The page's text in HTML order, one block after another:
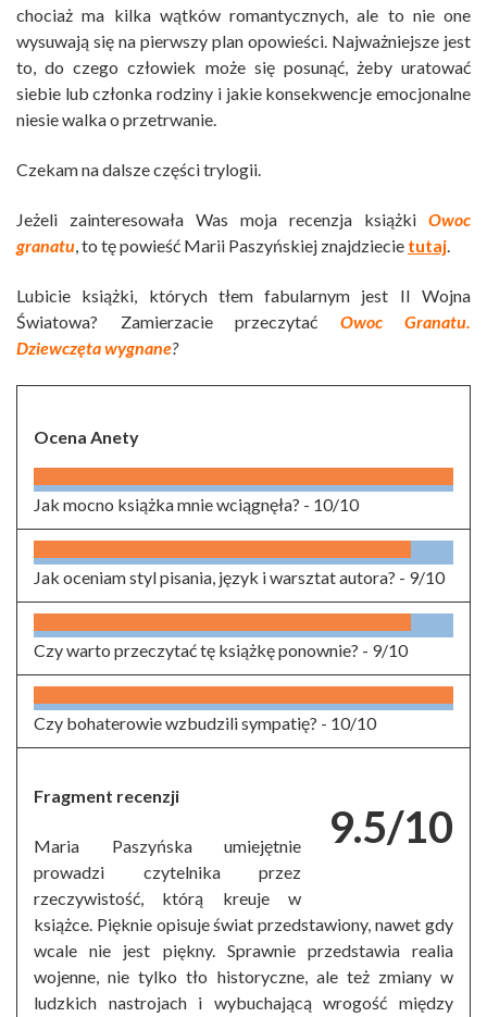
chociaż ma kilka wątków romantycznych, ale to nie one
wysuwają się na pierwszy plan opowieści. Najważniejsze jest
to, do czego człowiek może się posunąć, żeby uratować
siebie lub członka rodziny i jakie konsekwencje emocjonalne
niesie walka o przetrwanie.
Czekam na dalsze części trylogii.
Jeżeli zainteresowała Was moja recenzja książki Owoc
granatu , to tę powieść Marii Paszyńskiej znajdziecie tutaj
Lubicie książki, których tłem fabularnym jest II Wojna
Światowa? Zamierzacie przeczytać Owoc Granatu.
Dziewczęta wygnane?
Ocena Anety
Jak mocno książka mnie wciągnęła? - 10/10
Jak oceniam styl pisania, język i warsztat autora? - 9/10
Czy warto przeczytać tę książkę ponownie? - 9/10
Czy bohaterowie wzbudzili sympatię? - 10/10
9.5/10
Fragment recenzji
Maria Paszyńska umiejętnie
prowadzi czytelnika przez
rzeczywistość, którą kreuje w
książce. Pięknie opisuje świat przedstawiony, nawet gdy
wcale nie jest piękny. Sprawnie przedstawia realia
wojenne, nie tylko tło historyczne, ale też zmiany w
ludzkich nastrojach i wybuchającą wrogość między